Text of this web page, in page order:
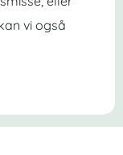
vi også